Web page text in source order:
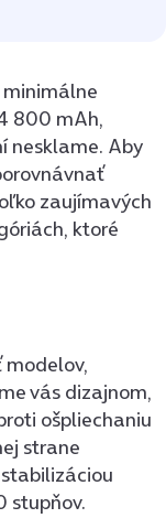
800 mAh,
nesklame. Aby
zaujímavých
ktoré
vás dizajnom,
ošpliechaniu
strane
stupňov.